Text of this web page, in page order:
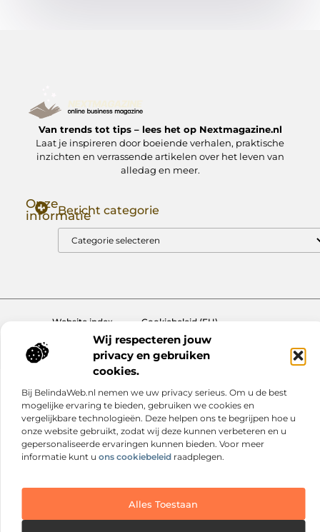
Wij respecteren jouw
privacy en gebruiken
cookies.
Bij BelindaWeb.nl nemen we uw privacy serieus. Om u de best
mogelijke ervaring te bieden, gebruiken we cookies en
vergelijkbare technologieën. Deze helpen ons te begrijpen hoe u
onze website gebruikt, zodat wij deze kunnen verbeteren en u
gepersonaliseerde ervaringen kunnen bieden. Voor meer
informatie kunt u ons cookiebeleid raadplegen.
Alles Toestaan
Van trends tot tips – lees het op Nextmagazine.nl
Laat je inspireren door boeiende verhalen, praktische
inzichten en verrassende artikelen over het leven van
alledag en meer.
Onze
informatieBericht categorie
Website index
Cookiebeleid (EU)
@2025 www.nextmagazine.nl. All Right Reserved.